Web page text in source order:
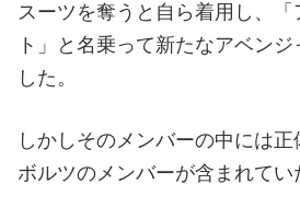
スーツを奪うと自ら着用し、「
ト」と名乗って新たなアベン
した。
しかしそのメンバーの中には
ボルツのメンバーが含まれてい